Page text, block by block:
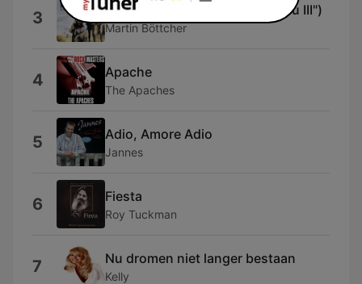
3 Winnetou - Melodie ("Winnetou III")
Martin Böttcher
4 Apache
The Apaches
5 Adio, Amore Adio
Jannes
6 Fiesta
Roy Tuckman
7 Nu dromen niet langer bestaan
Kelly